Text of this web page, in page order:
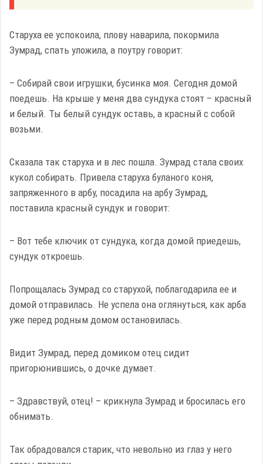
Старуха ее успокоила, плову наварила, покормила
Зумрад, спать уложила, а поутру говорит:
– Собирай свои игрушки, бусинка моя. Сегодня домой
поедешь. На крыше у меня два сундука стоят – красный
и белый. Ты белый сундук оставь, а красный с собой
возьми.
Сказала так старуха и в лес пошла. Зумрад стала своих
кукол собирать. Привела старуха буланого коня,
запряженного в арбу, посадила на арбу Зумрад,
поставила красный сундук и говорит:
– Вот тебе ключик от сундука, когда домой приедешь,
сундук откроешь.
Попрощалась Зумрад со старухой, поблагодарила ее и
домой отправилась. Не успела она оглянуться, как арба
уже перед родным домом остановилась.
Видит Зумрад, перед домиком отец сидит
пригорюнившись, о дочке думает.
– Здравствуй, отец! – крикнула Зумрад и бросилась его
обнимать.
Так обрадовался старик, что невольно из глаз у него